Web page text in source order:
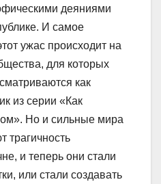
деяниями
И самое
ужас происходит на
для которых
как
из серии «Как
Но и сильные мира
трагичность
и теперь они стали
или стали создавать